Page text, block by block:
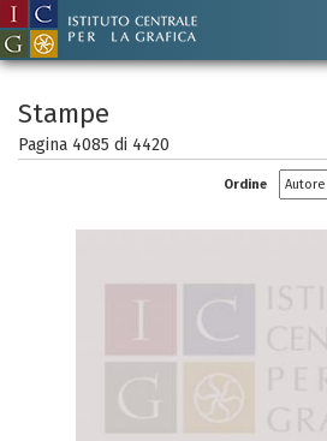
Stampe
Pagina 4085 di 4420
Ordine